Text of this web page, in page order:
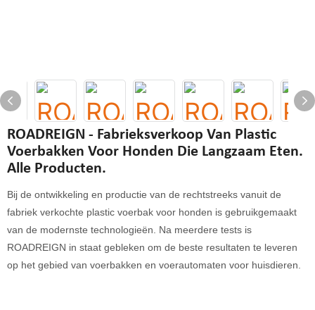
ROADREIGN - Fabrieksverkoop Van Plastic
Voerbakken Voor Honden Die Langzaam Eten.
Alle Producten.
Bij de ontwikkeling en productie van de rechtstreeks vanuit de
fabriek verkochte plastic voerbak voor honden is gebruikgemaakt
van de modernste technologieën. Na meerdere tests is
ROADREIGN in staat gebleken om de beste resultaten te leveren
op het gebied van voerbakken en voerautomaten voor huisdieren.